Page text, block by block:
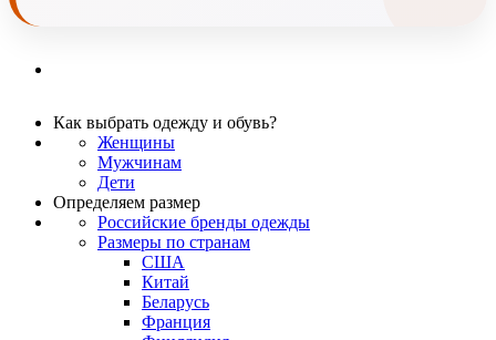
Как выбрать одежду и обувь?
Женщины
Мужчинам
Дети
Определяем размер
Российские бренды одежды
Размеры по странам
США
Китай
Беларусь
Франция